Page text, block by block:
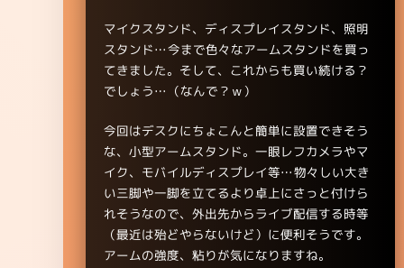
マイクスタンド、ディスプレイスタンド、照明
スタンド…今まで色々なアームスタンドを買っ
てきました。そして、これからも買い続ける？
でしょう…（なんで？ｗ）
今回はデスクにちょこんと簡単に設置できそう
な、小型アームスタンド。一眼レフカメラやマ
イク、モバイルディスプレイ等…物々しい大き
い三脚や一脚を立てるより卓上にさっと付けら
れそうなので、外出先からライブ配信する時等
（最近は殆どやらないけど）に便利そうです。
アームの強度、粘りが気になりますね。